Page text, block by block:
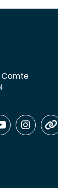
Comte